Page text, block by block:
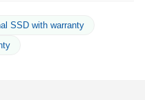
SSD with warranty